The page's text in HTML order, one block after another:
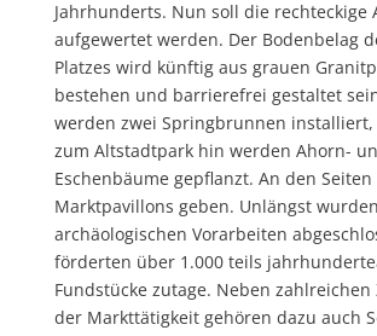
Jahrhunderts. Nun soll die rechteckige
aufgewertet werden. Der Bodenbelag
Platzes wird künftig aus grauen
bestehen und barrierefrei gestaltet
werden zwei Springbrunnen installiert,
zum Altstadtpark hin werden Ahorn-
Eschenbäume gepflanzt. An den
Marktpavillons geben. Unlängst
archäologischen Vorarbeiten
förderten über 1.000 teils
Fundstücke zutage. Neben zahlreichen
der Markttätigkeit gehören dazu auch